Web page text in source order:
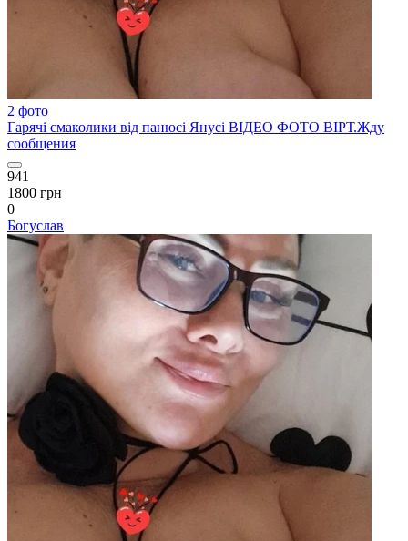
2 фото
Гарячі смаколики від панюсі Янусі ВІДЕО ФОТО ВІРТ.Жду
сообщения
941
1800 грн
0
Богуслав